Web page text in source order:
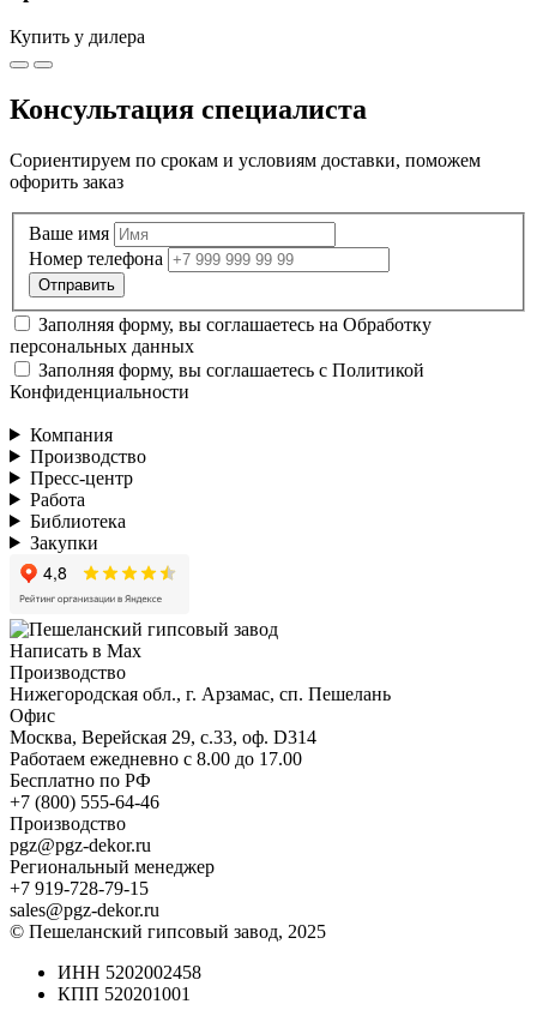
Купить у дилера
Консультация специалиста
Сориентируем по срокам и условиям доставки, поможем
офорить заказ
Ваше имя
Номер телефона
Заполняя форму, вы соглашаетесь на Обработку
персональных данных
Заполняя форму, вы соглашаетесь с Политикой
Конфиденциальности
Компания
Производство
Пресс-центр
Работа
Библиотека
Закупки
Написать в Max
Производство
Нижегородская обл., г. Арзамас, сп. Пешелань
Офис
Москва, Верейская 29, с.33, оф. D314
Работаем ежедневно с 8.00 до 17.00
Бесплатно по РФ
+7 (800) 555-64-46
Производство
pgz@pgz-dekor.ru
Региональный менеджер
+7 919-728-79-15
sales@pgz-dekor.ru
© Пешеланский гипсовый завод, 2025
ИНН 5202002458
КПП 520201001